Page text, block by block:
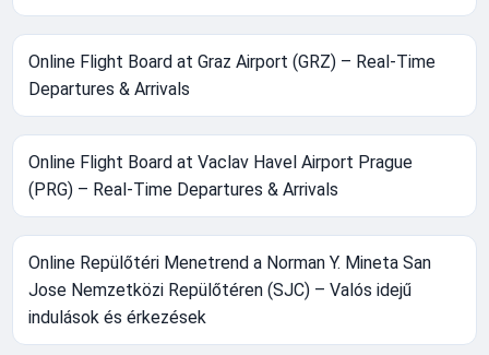
Online Flight Board at Graz Airport (GRZ) – Real-Time
Departures & Arrivals
Online Flight Board at Vaclav Havel Airport Prague
(PRG) – Real-Time Departures & Arrivals
Online Repülőtéri Menetrend a Norman Y. Mineta San
Jose Nemzetközi Repülőtéren (SJC) – Valós idejű
indulások és érkezések